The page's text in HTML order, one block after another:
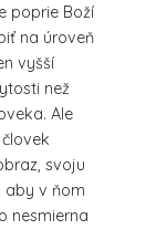
poprie Boží
na úroveň
vyšší
než
Ale
svoju
aby v ňom
nesmierna